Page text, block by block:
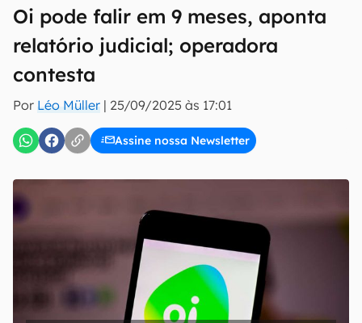
Oi pode falir em 9 meses, aponta
relatório judicial; operadora
contesta
Por Léo Müller | 25/09/2025 às 17:01
Assine nossa Newsletter
E-mail
inscreva-se
Uso e Política de Privacidade do Canaltech.